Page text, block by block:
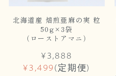
北海道産 焙煎亜麻の実 粒
50g×3袋
（ローストアマニ）
¥3,888
¥3,499(定期便)